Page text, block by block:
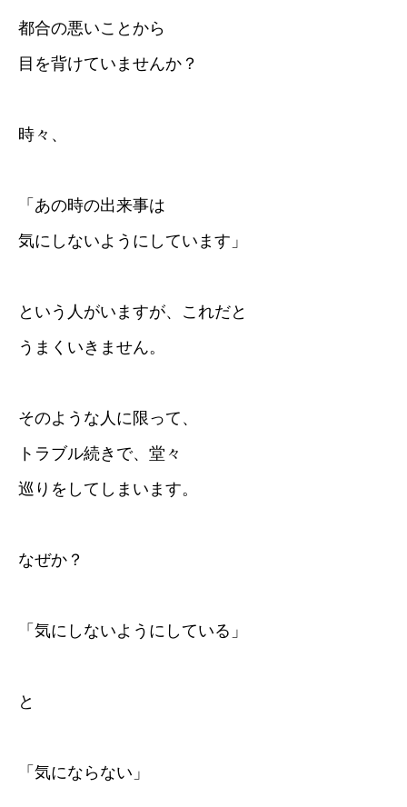
都合の悪いことから
目を背けていませんか？
時々、
「あの時の出来事は
気にしないようにしています」
という人がいますが、これだと
うまくいきません。
そのような人に限って、
トラブル続きで、堂々
巡りをしてしまいます。
なぜか？
「気にしないようにしている」
と
「気にならない」